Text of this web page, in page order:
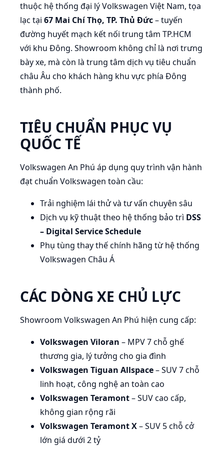
thuộc hệ thống đại lý Volkswagen Việt Nam, tọa
lạc tại 67 Mai Chí Thọ, TP. Thủ Đức– tuyến
đường huyết mạch kết nối trung tâm TP.HCM
với khu Đông. Showroom không chỉ là nơi trưng
bày xe, mà còn là trung tâm dịch vụ tiêu chuẩn
châu Âu cho khách hàng khu vực phía Đông
thành phố.
TIÊU CHUẨN PHỤC VỤ
QUỐC TẾ
Volkswagen An Phú áp dụng quy trình vận hành
đạt chuẩn Volkswagen toàn cầu:
Trải nghiệm lái thử và tư vấn chuyên sâu
Dịch vụ kỹ thuật theo hệ thống bảo trì DSS
– Digital Service Schedule
Phụ tùng thay thế chính hãng từ hệ thống
Volkswagen Châu Á
CÁC DÒNG XE CHỦ LỰC
Showroom Volkswagen An Phú hiện cung cấp:
Volkswagen Viloran – MPV 7 chỗ ghế
thương gia, lý tưởng cho gia đình
Volkswagen Tiguan Allspace– SUV 7 chỗ
linh hoạt, công nghệ an toàn cao
Volkswagen Teramont– SUV cao cấp,
không gian rộng rãi
Volkswagen Teramont X– SUV 5 chỗ cở
lớn giá dưới 2 tỷ